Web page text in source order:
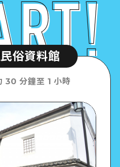
俗資料館
30 分鐘至 1 小時